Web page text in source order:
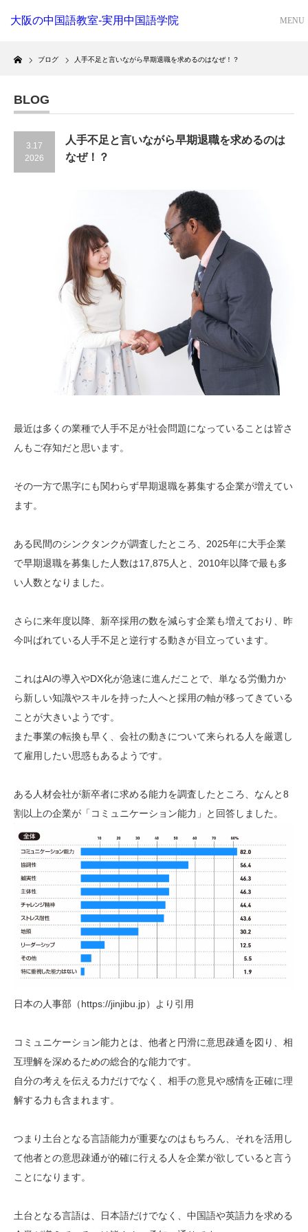
大阪の中国語教室-実用中国語学院
Home
ブログ 人手不足と言いながら早期退職を求めるのはなぜ！？
BLOG
3.17
2026
人手不足と言いながら早期退職を求めるのは
なぜ！？
最近は多くの業種で人手不足が社会問題になっていることは皆さ
んもご存知だと思います。
その一方で黒字にも関わらず早期退職を募集する企業が増えてい
ます。
ある民間のシンクタンクが調査したところ、2025年に大手企業
で早期退職を募集した人数は17,875人と、2010年以降で最も多
い人数となりました。
さらに来年度以降、新卒採用の数を減らす企業も増えており、昨
今叫ばれている人手不足と逆行する動きが目立っています。
これはAIの導入やDX化が急速に進んだことで、単なる労働力か
ら新しい知識やスキルを持った人へと採用の軸が移ってきている
ことが大きいようです。
また事業の転換も早く、会社の動きについて来られる人を厳選し
て雇用したい思惑もあるようです。
ある人材会社が新卒者に求める能力を調査したところ、なんと8
割以上の企業が「コミュニケーション能力」と回答しました。
日本の人事部（https://jinjibu.jp）より引用
コミュニケーション能力とは、他者と円滑に意思疎通を図り、相
互理解を深めるための総合的な能力です。
自分の考えを伝える力だけでなく、相手の意見や感情を正確に理
解する力も含まれます。
つまり土台となる言語能力が重要なのはもちろん、それを活用し
て他者との意思疎通が的確に行える人を企業が欲していると言う
ことになります。
土台となる言語は、日本語だけでなく、中国語や英語力を求める